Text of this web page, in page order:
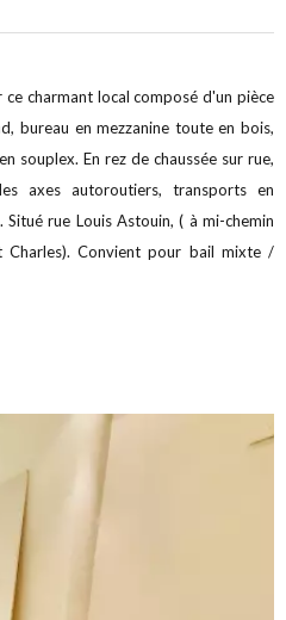
charmant local composé d'un pièce
bureau en mezzanine toute en bois,
souplex. En rez de chaussée sur rue,
axes autoroutiers, transports en
rue Louis Astouin, ( à mi-chemin
Convient pour bail mixte /